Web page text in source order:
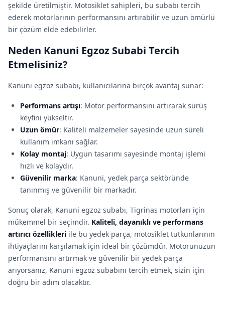
şekilde üretilmiştir. Motosiklet sahipleri, bu subabı tercih
ederek motorlarının performansını artırabilir ve uzun ömürlü
bir çözüm elde edebilirler.
Neden Kanuni Egzoz Subabi Tercih
Etmelisiniz?
Kanuni egzoz subabı, kullanıcılarına birçok avantaj sunar:
Performans artışı: Motor performansını artırarak sürüş
keyfini yükseltir.
Uzun ömür: Kaliteli malzemeler sayesinde uzun süreli
kullanım imkanı sağlar.
Kolay montaj: Uygun tasarımı sayesinde montaj işlemi
hızlı ve kolaydır.
Güvenilir marka: Kanuni, yedek parça sektöründe
tanınmış ve güvenilir bir markadır.
Sonuç olarak, Kanuni egzoz subabı, Tigrinas motorları için
mükemmel bir seçimdir. Kaliteli, dayanıklı ve performans
artırıcı özellikleri ile bu yedek parça, motosiklet tutkunlarının
ihtiyaçlarını karşılamak için ideal bir çözümdür. Motorunuzun
performansını artırmak ve güvenilir bir yedek parça
arıyorsanız, Kanuni egzoz subabını tercih etmek, sizin için
doğru bir adım olacaktır.